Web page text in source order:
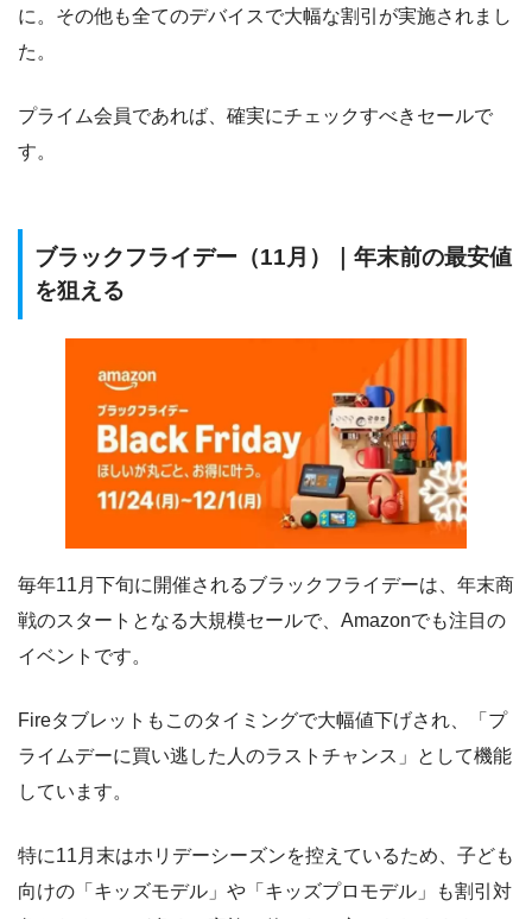
に。その他も全てのデバイスで大幅な割引が実施されまし
た。
プライム会員であれば、確実にチェックすべきセールで
す。
ブラックフライデー（11月）｜年末前の最安値
を狙える
毎年11月下旬に開催されるブラックフライデーは、年末商
戦のスタートとなる大規模セールで、Amazonでも注目の
イベントです。
Fireタブレットもこのタイミングで大幅値下げされ、「プ
ライムデーに買い逃した人のラストチャンス」として機能
しています。
特に11月末はホリデーシーズンを控えているため、子ども
向けの「キッズモデル」や「キッズプロモデル」も割引対